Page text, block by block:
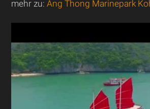
mehr zu:Ang Thong Marinepark